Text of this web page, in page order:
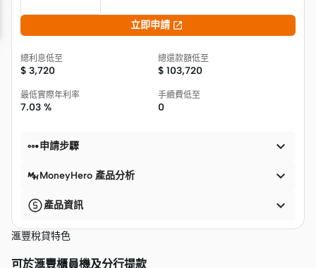
立即申請 
總利息低至
$ 3,720
總還款額低至
$ 103,720
最低實際年利率
7.03 %
手續費低至
0
申請步驟 
MoneyHero 產品分析 
產品資訊 
滙豐稅貸特色
可於滙豐櫃員機及分行提款